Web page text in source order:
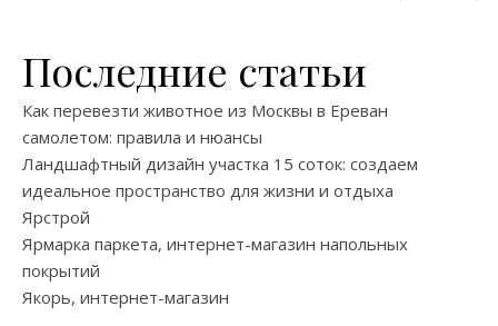
Последние статьи
Как перевезти животное из Москвы в Ереван
самолетом: правила и нюансы
Ландшафтный дизайн участка 15 соток: создаем
идеальное пространство для жизни и отдыха
Ярстрой
Ярмарка паркета, интернет-магазин напольных
покрытий
Якорь, интернет-магазин